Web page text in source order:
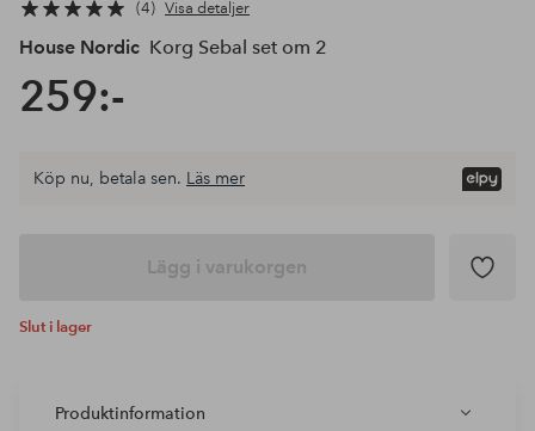
4 Visa detaljer
House Nordic Korg Sebal set om 2
259:-
Köp nu, betala sen. Läs mer
Lägg i varukorgen
Slut i lager
Produktinformation